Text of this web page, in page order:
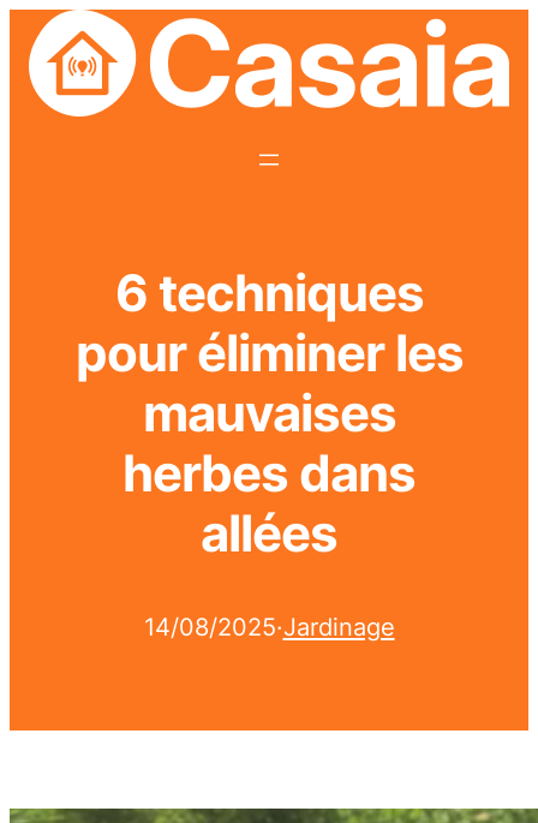
6 techniques
pour éliminer les
mauvaises
herbes dans
allées
14/08/2025·Jardinage